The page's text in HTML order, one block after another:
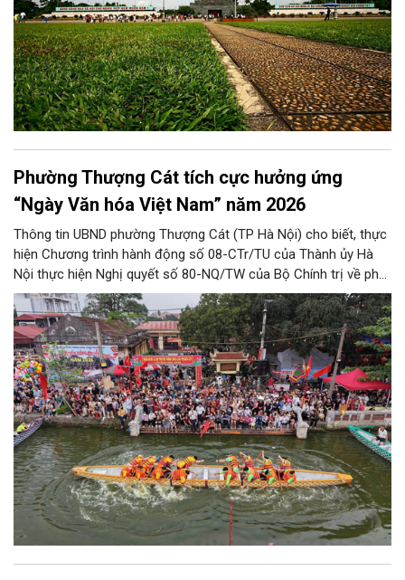
Phường Thượng Cát tích cực hưởng ứng
“Ngày Văn hóa Việt Nam” năm 2026
Thông tin UBND phường Thượng Cát (TP Hà Nội) cho biết, thực
hiện Chương trình hành động số 08-CTr/TU của Thành ủy Hà
Nội thực hiện Nghị quyết số 80-NQ/TW của Bộ Chính trị về phát
triển Văn hóa Việt Nam; Kế hoạch của UBND Thành phố Hà Nội,
phường Thượng Cát tổ chức nhiều hoạt động trong tháng
11/2026 hưởng ứng “Ngày Văn hóa Việt Nam” năm 2026 trên
địa bàn.